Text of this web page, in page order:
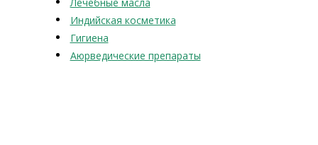
Лечебные масла
Индийская косметика
Гигиена
Аюрведические препараты